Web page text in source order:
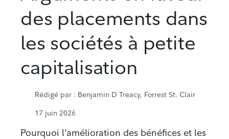
des placements dans
les sociétés à petite
capitalisation
Rédigé par : Benjamin D Treacy, Forrest St. Clair
17 juin 2026
Pourquoi l’amélioration des bénéfices et les